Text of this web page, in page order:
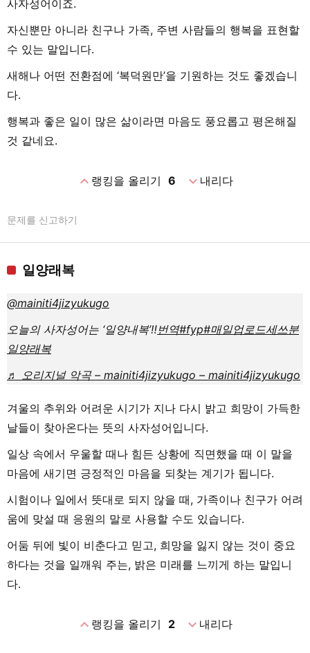
사자성어이죠.
자신뿐만 아니라 친구나 가족, 주변 사람들의 행복을 표현할
수 있는 말입니다.
새해나 어떤 전환점에 ‘복덕원만’을 기원하는 것도 좋겠습니
다.
행복과 좋은 일이 많은 삶이라면 마음도 풍요롭고 평온해질
것 같네요.
expand_less랭킹을 올리기 6 expand_more내리다
문제를 신고하기
일양래복
@mainiti4jizyukugo
오늘의 사자성어는 ‘일양내복’‼️번역#fyp#매일업로드세쓰분
일양래복
♬ 오리지널 악곡 – mainiti4jizyukugo – mainiti4jizyukugo
겨울의 추위와 어려운 시기가 지나 다시 밝고 희망이 가득한
날들이 찾아온다는 뜻의 사자성어입니다.
일상 속에서 우울할 때나 힘든 상황에 직면했을 때 이 말을
마음에 새기면 긍정적인 마음을 되찾는 계기가 됩니다.
시험이나 일에서 뜻대로 되지 않을 때, 가족이나 친구가 어려
움에 맞설 때 응원의 말로 사용할 수도 있습니다.
어둠 뒤에 빛이 비춘다고 믿고, 희망을 잃지 않는 것이 중요
하다는 것을 일깨워 주는, 밝은 미래를 느끼게 하는 말입니
다.
expand_less랭킹을 올리기 2 expand_more내리다